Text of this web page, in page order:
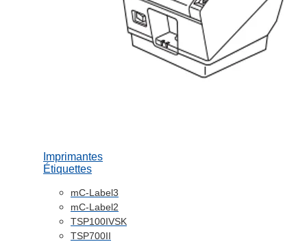
Imprimantes
Étiquettes
mC-Label3
mC-Label2
TSP100IVSK
TSP700II